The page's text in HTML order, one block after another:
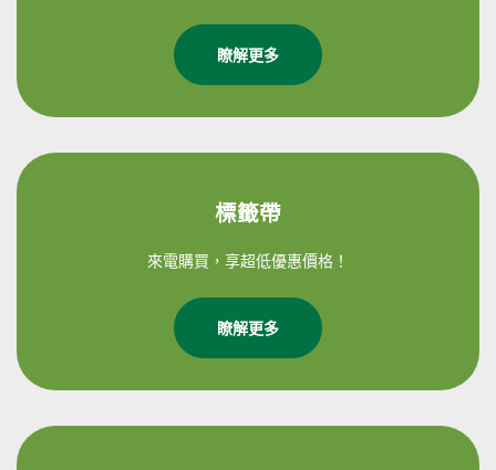
瞭解更多
標籤帶
來電購買，享超低優惠價格！
瞭解更多